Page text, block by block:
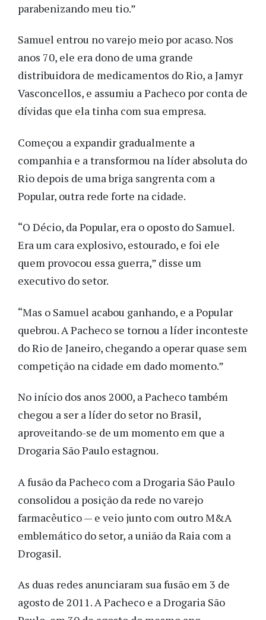
parabenizando meu tio.”
Samuel entrou no varejo meio por acaso. Nos
anos 70, ele era dono de uma grande
distribuidora de medicamentos do Rio, a Jamyr
Vasconcellos, e assumiu a Pacheco por conta de
dívidas que ela tinha com sua empresa.
Começou a expandir gradualmente a
companhia e a transformou na líder absoluta do
Rio depois de uma briga sangrenta com a
Popular, outra rede forte na cidade.
“O Décio, da Popular, era o oposto do Samuel.
Era um cara explosivo, estourado, e foi ele
quem provocou essa guerra,” disse um
executivo do setor.
“Mas o Samuel acabou ganhando, e a Popular
quebrou. A Pacheco se tornou a líder inconteste
do Rio de Janeiro, chegando a operar quase sem
competição na cidade em dado momento.”
No início dos anos 2000, a Pacheco também
chegou a ser a líder do setor no Brasil,
aproveitando-se de um momento em que a
Drogaria São Paulo estagnou.
A fusão da Pacheco com a Drogaria São Paulo
consolidou a posição da rede no varejo
farmacêutico — e veio junto com outro M&A
emblemático do setor, a união da Raia com a
Drogasil.
As duas redes anunciaram sua fusão em 3 de
agosto de 2011. A Pacheco e a Drogaria São